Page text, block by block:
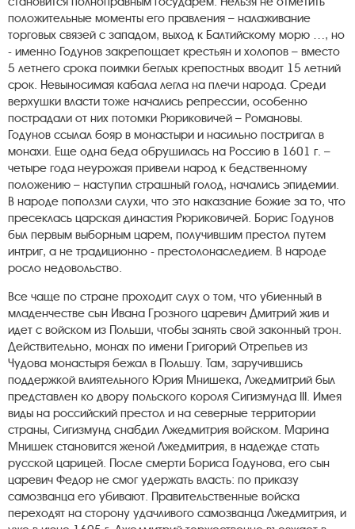
положительные моменты его правления – налаживание
торговых связей с западом, выход к Балтийскому морю …, но
- именно Годунов закрепощает крестьян и холопов – вместо
5 летнего срока поимки беглых крепостных вводит 15 летний
срок. Невыносимая кабала легла на плечи народа. Среди
верхушки власти тоже начались репрессии, особенно
пострадали от них потомки Рюриковичей – Романовы.
Годунов ссылал бояр в монастыри и насильно постригал в
монахи. Еще одна беда обрушилась на Россию в 1601 г. –
четыре года неурожая привели народ к бедственному
положению – наступил страшный голод, начались эпидемии.
В народе поползли слухи, что это наказание божие за то, что
пресеклась царская династия Рюриковичей. Борис Годунов
был первым выборным царем, получившим престол путем
интриг, а не традиционно - престолонаследием. В народе
росло недовольство.
Все чаще по стране проходит слух о том, что убиенный в
младенчестве сын Ивана Грозного царевич Дмитрий жив и
идет с войском из Польши, чтобы занять свой законный трон.
Действительно, монах по имени Григорий Отрепьев из
Чудова монастыря бежал в Польшу. Там, заручившись
поддержкой влиятельного Юрия Мнишека, Лжедмитрий был
представлен ко двору польского короля Сигизмунда III. Имея
виды на российский престол и на северные территории
страны, Сигизмунд снабдил Лжедмитрия войском. Марина
Мнишек становится женой Лжедмитрия, в надежде стать
русской царицей. После смерти Бориса Годунова, его сын
царевич Федор не смог удержать власть: по приказу
самозванца его убивают. Правительственные войска
переходят на сторону удачливого самозванца Лжедмитрия, и